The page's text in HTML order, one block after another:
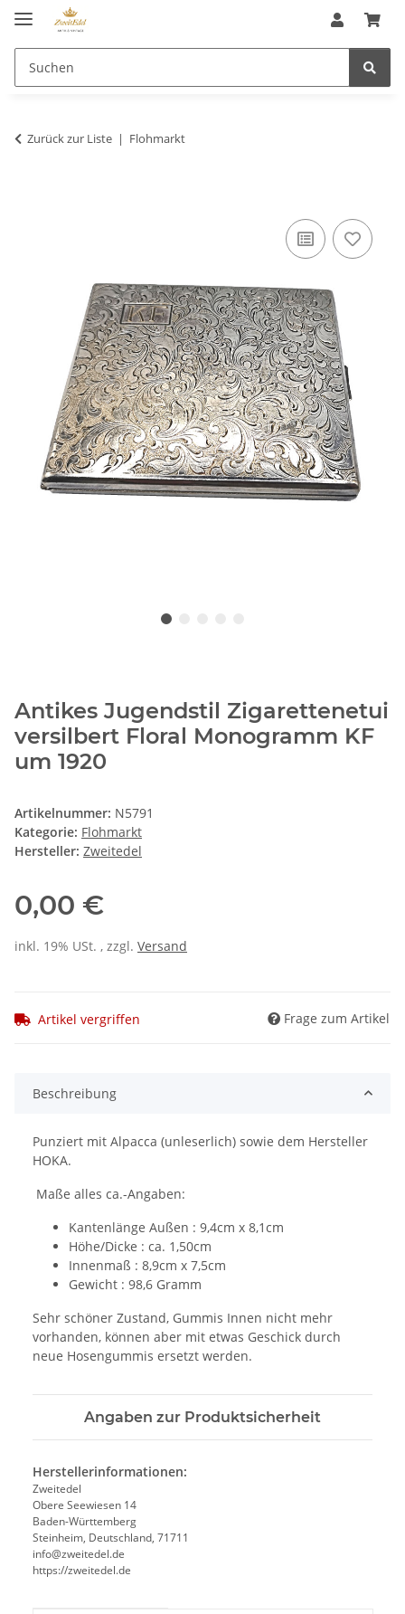
Zurück zur Liste Flohmarkt
Antikes Jugendstil Zigarettenetui
versilbert Floral Monogramm KF
um 1920
Artikelnummer: N5791
Kategorie: Flohmarkt
Hersteller: Zweitedel
0,00 €
inkl. 19% USt. , zzgl. Versand
Artikel vergriffen Frage zum Artikel
Beschreibung
Punziert mit Alpacca (unleserlich) sowie dem Hersteller
HOKA.
Maße alles ca.-Angaben:
Kantenlänge Außen : 9,4cm x 8,1cm
Höhe/Dicke : ca. 1,50cm
Innenmaß : 8,9cm x 7,5cm
Gewicht : 98,6 Gramm
Sehr schöner Zustand, Gummis Innen nicht mehr
vorhanden, können aber mit etwas Geschick durch
neue Hosengummis ersetzt werden.
Angaben zur Produktsicherheit
Herstellerinformationen:
Zweitedel
Obere Seewiesen 14
Baden-Württemberg
Steinheim, Deutschland, 71711
info@zweitedel.de
https://zweitedel.de